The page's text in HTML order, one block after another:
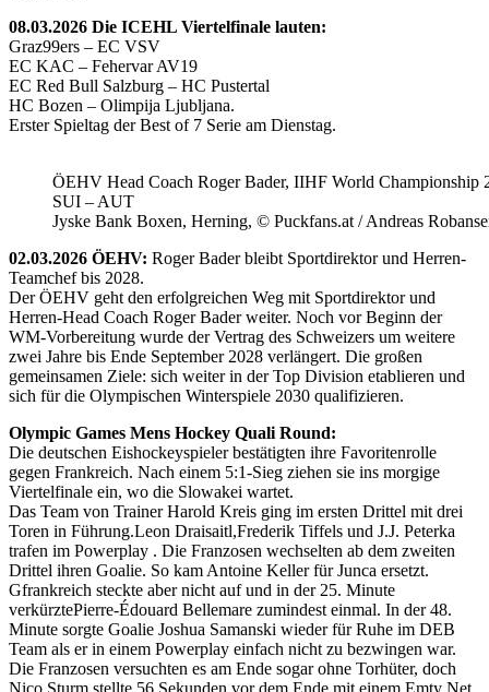
08.03.2026 Die ICEHL Viertelfinale lauten:
Graz99ers – EC VSV
EC KAC – Fehervar AV19
EC Red Bull Salzburg – HC Pustertal
HC Bozen – Olimpija Ljubljana.
Erster Spieltag der Best of 7 Serie am Dienstag.
ÖEHV Head Coach Roger Bader, IIHF World Championship
SUI – AUT
Jyske Bank Boxen, Herning, © Puckfans.at / Andreas
02.03.2026 ÖEHV: Roger Bader bleibt Sportdirektor und Herren-
Teamchef bis 2028.
Der ÖEHV geht den erfolgreichen Weg mit Sportdirektor und
Herren-Head Coach Roger Bader weiter. Noch vor Beginn der
WM-Vorbereitung wurde der Vertrag des Schweizers um weitere
zwei Jahre bis Ende September 2028 verlängert. Die großen
gemeinsamen Ziele: sich weiter in der Top Division etablieren und
sich für die Olympischen Winterspiele 2030 qualifizieren.
Olympic Games Mens Hockey Quali Round:
Die deutschen Eishockeyspieler bestätigten ihre Favoritenrolle
gegen Frankreich. Nach einem 5:1-Sieg ziehen sie ins morgige
Viertelfinale ein, wo die Slowakei wartet.
Das Team von Trainer Harold Kreis ging im ersten Drittel mit drei
Toren in Führung.Leon Draisaitl,Frederik Tiffels und J.J. Peterka
trafen im Powerplay . Die Franzosen wechselten ab dem zweiten
Drittel ihren Goalie. So kam Antoine Keller für Junca ersetzt.
Gfrankreich steckte aber nicht auf und in der 25. Minute
verkürztePierre-Édouard Bellemare zumindest einmal. In der 48.
Minute sorgte Goalie Joshua Samanski wieder für Ruhe im DEB
Team als er in einem Powerplay einfach nicht zu bezwingen war.
Die Franzosen versuchten es am Ende sogar ohne Torhüter, doch
Nico Sturm stellte 56 Sekunden vor dem Ende mit einem Emty Net